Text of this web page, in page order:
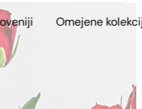
Omejene kolekcije